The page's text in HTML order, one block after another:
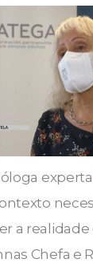
experta
a realidade
Chefa e